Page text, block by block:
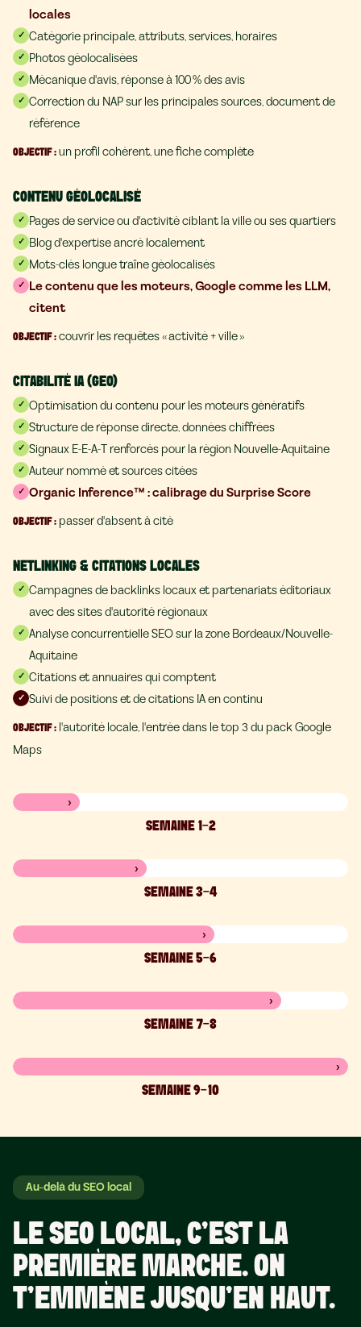
locales
✓ Catégorie principale, attributs, services, horaires
✓ Photos géolocalisées
✓ Mécanique d'avis, réponse à 100 % des avis
✓ Correction du NAP sur les principales sources, document de
référence
OBJECTIF: un profil cohérent, une fiche complète
CONTENU GÉOLOCALISÉ
✓ Pages de service ou d'activité ciblant la ville ou ses quartiers
✓ Blog d'expertise ancré localement
✓ Mots-clés longue traîne géolocalisés
✓ Le contenu que les moteurs, Google comme les LLM,
citent
OBJECTIF: couvrir les requêtes « activité + ville »
CITABILITÉ IA (GEO)
✓ Optimisation du contenu pour les moteurs génératifs
✓ Structure de réponse directe, données chiffrées
✓ Signaux E-E-A-T renforcés pour la région Nouvelle-Aquitaine
✓ Auteur nommé et sources citées
✓ Organic Inference™ : calibrage du Surprise Score
OBJECTIF: passer d'absent à cité
NETLINKING & CITATIONS LOCALES
✓ Campagnes de backlinks locaux et partenariats éditoriaux
avec des sites d'autorité régionaux
✓ Analyse concurrentielle SEO sur la zone Bordeaux/Nouvelle-
Aquitaine
✓ Citations et annuaires qui comptent
✓ Suivi de positions et de citations IA en continu
OBJECTIF: l'autorité locale, l'entrée dans le top 3 du pack Google
Maps
›
SEMAINE 1-2
›
SEMAINE 3-4
›
SEMAINE 5-6
›
SEMAINE 7-8
›
SEMAINE 9-10
Au-delà du SEO local
LE SEO LOCAL, C'EST LA
PREMIÈRE MARCHE. ON
T'EMMÈNE JUSQU'EN HAUT.